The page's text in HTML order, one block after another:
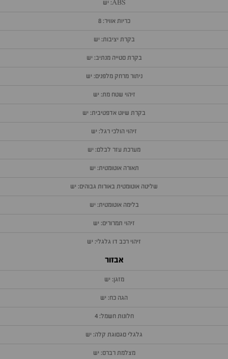
ABS: יש
כריות אוויר: 8
בקרת יציבות: יש
בקרת סטייה מנתיב: יש
ניתור מרחק מלפנים: יש
זיהוי שטח מת: יש
בקרת שיוט אדפטיבית: יש
זיהוי הולכי רגל: יש
מערכת עזר לבלם: יש
תאורה אוטומטית: יש
שליטה אוטומטית באורות גבוהים: יש
בלימה אוטומטית: יש
זיהוי תמרורים: יש
זיהוי רכב דו גלגלי: יש
אבזור
מזגן: יש
הגה כח: יש
חלונות חשמל: 4
גלגלי סגסוגת קלה: יש
מצלמת רברס: יש